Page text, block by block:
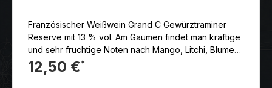
Französischer Weißwein Grand C Gewürztraminer
Reserve mit 13 % vol. Am Gaumen findet man kräftige
und sehr fruchtige Noten nach Mango, Litchi, Blumen
(Rosen), und kandierte Frucht. Die Trauben werden
nach der Anlieferung leicht gequetscht, der Most wird
12,50 €*